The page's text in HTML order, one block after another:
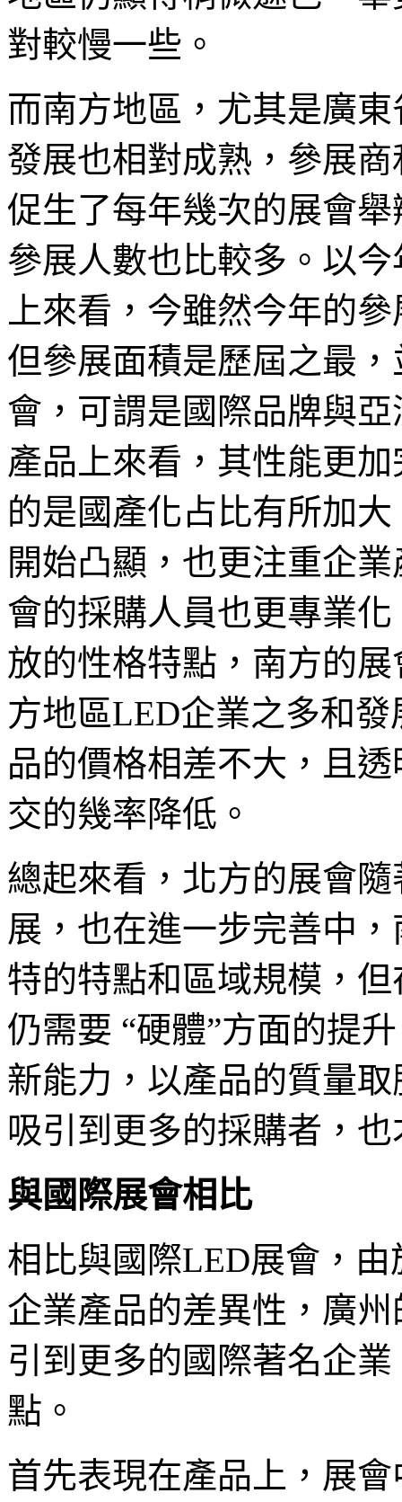
對較慢一些。
而南方地區，尤其是廣
發展也相對成熟，參展
促生了每年幾次的展會
參展人數也比較多。以
上來看，今雖然今年的
但參展面積是歷屆之最
會，可謂是國際品牌與
產品上來看，其性能更
的是國產化占比有所加
開始凸顯，也更注重企
會的採購人員也更專業
放的性格特點，南方的
方地區LED企業之多和
品的價格相差不大，且
交的幾率降低。
總起來看，北方的展會
展，也在進一步完善中
特的特點和區域規模，
仍需要 “硬體”方面的提
新能力，以產品的質量
吸引到更多的採購者，
與國際展會相比
相比與國際LED展會，
企業產品的差異性，廣
引到更多的國際著名企
點。
首先表現在產品上，展